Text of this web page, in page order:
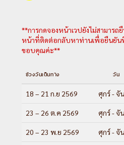
**การกดจองหน้าเวปยังไม่สามารถ
หน้าที่ติดต่อกลับหาท่านเพื่อยืนยัน
ขอบคุณค่ะ**
ช่วงวันเดินทาง วัน
18 – 21 ก.ย 2569 ศุกร์ - จั
23 – 26 ต.ค 2569 ศุกร์ - จั
20 – 23 พ.ย 2569 ศุกร์ - จั